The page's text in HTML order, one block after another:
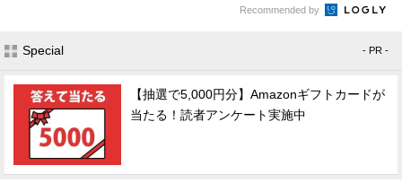
Recommended by
Special - PR -
【抽選で5,000円分】Amazonギフトカードが
当たる！読者アンケート実施中